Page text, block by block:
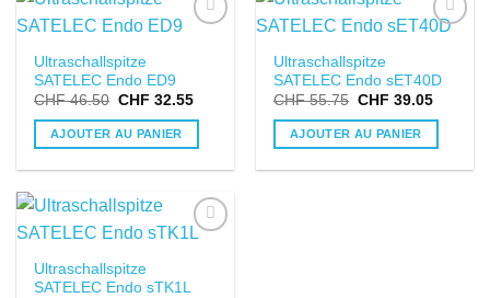
LISTE DE
SOUHAITS
Ultraschallspitze
SATELEC Endo ED9
CHF46.50 CHF 32.55
AJOUTER AU PANIER
LISTE DE
SOUHAITS
Ultraschallspitze
SATELEC Endo sET40D
CHF55.75 CHF 39.05
AJOUTER AU PANIER
LISTE DE
SOUHAITS
Ultraschallspitze
SATELEC Endo sTK1L